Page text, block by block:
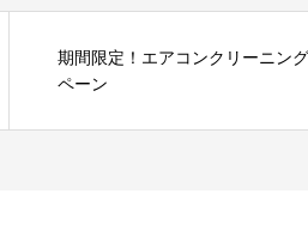
期間限定！エアコンクリーニン
ペーン